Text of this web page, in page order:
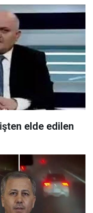
elde edilen